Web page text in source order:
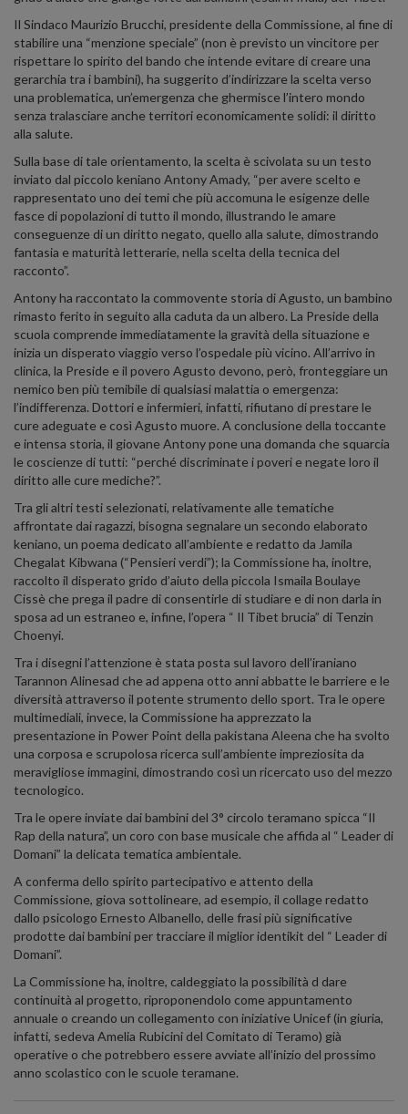
Il Sindaco Maurizio Brucchi, presidente della Commissione, al fine di
stabilire una “menzione speciale” (non è previsto un vincitore per
rispettare lo spirito del bando che intende evitare di creare una
gerarchia tra i bambini), ha suggerito d’indirizzare la scelta verso
una problematica, un’emergenza che ghermisce l’intero mondo
senza tralasciare anche territori economicamente solidi: il diritto
alla salute.
Sulla base di tale orientamento, la scelta è scivolata su un testo
inviato dal piccolo keniano Antony Amady, “per avere scelto e
rappresentato uno dei temi che più accomuna le esigenze delle
fasce di popolazioni di tutto il mondo, illustrando le amare
conseguenze di un diritto negato, quello alla salute, dimostrando
fantasia e maturità letterarie, nella scelta della tecnica del
racconto”.
Antony ha raccontato la commovente storia di Agusto, un bambino
rimasto ferito in seguito alla caduta da un albero. La Preside della
scuola comprende immediatamente la gravità della situazione e
inizia un disperato viaggio verso l’ospedale più vicino. All’arrivo in
clinica, la Preside e il povero Agusto devono, però, fronteggiare un
nemico ben più temibile di qualsiasi malattia o emergenza:
l’indifferenza. Dottori e infermieri, infatti, rifiutano di prestare le
cure adeguate e così Agusto muore. A conclusione della toccante
e intensa storia, il giovane Antony pone una domanda che squarcia
le coscienze di tutti: “perché discriminate i poveri e negate loro il
diritto alle cure mediche?”.
Tra gli altri testi selezionati, relativamente alle tematiche
affrontate dai ragazzi, bisogna segnalare un secondo elaborato
keniano, un poema dedicato all’ambiente e redatto da Jamila
Chegalat Kibwana (“Pensieri verdi”); la Commissione ha, inoltre,
raccolto il disperato grido d’aiuto della piccola Ismaila Boulaye
Cissè che prega il padre di consentirle di studiare e di non darla in
sposa ad un estraneo e, infine, l’opera “ Il Tibet brucia” di Tenzin
Choenyi.
Tra i disegni l’attenzione è stata posta sul lavoro dell’iraniano
Tarannon Alinesad che ad appena otto anni abbatte le barriere e le
diversità attraverso il potente strumento dello sport. Tra le opere
multimediali, invece, la Commissione ha apprezzato la
presentazione in Power Point della pakistana Aleena che ha svolto
una corposa e scrupolosa ricerca sull’ambiente impreziosita da
meravigliose immagini, dimostrando così un ricercato uso del mezzo
tecnologico.
Tra le opere inviate dai bambini del 3° circolo teramano spicca “Il
Rap della natura”, un coro con base musicale che affida al “ Leader di
Domani” la delicata tematica ambientale.
A conferma dello spirito partecipativo e attento della
Commissione, giova sottolineare, ad esempio, il collage redatto
dallo psicologo Ernesto Albanello, delle frasi più significative
prodotte dai bambini per tracciare il miglior identikit del “ Leader di
Domani”.
La Commissione ha, inoltre, caldeggiato la possibilità d dare
continuità al progetto, riproponendolo come appuntamento
annuale o creando un collegamento con iniziative Unicef (in giuria,
infatti, sedeva Amelia Rubicini del Comitato di Teramo) già
operative o che potrebbero essere avviate all’inizio del prossimo
anno scolastico con le scuole teramane.